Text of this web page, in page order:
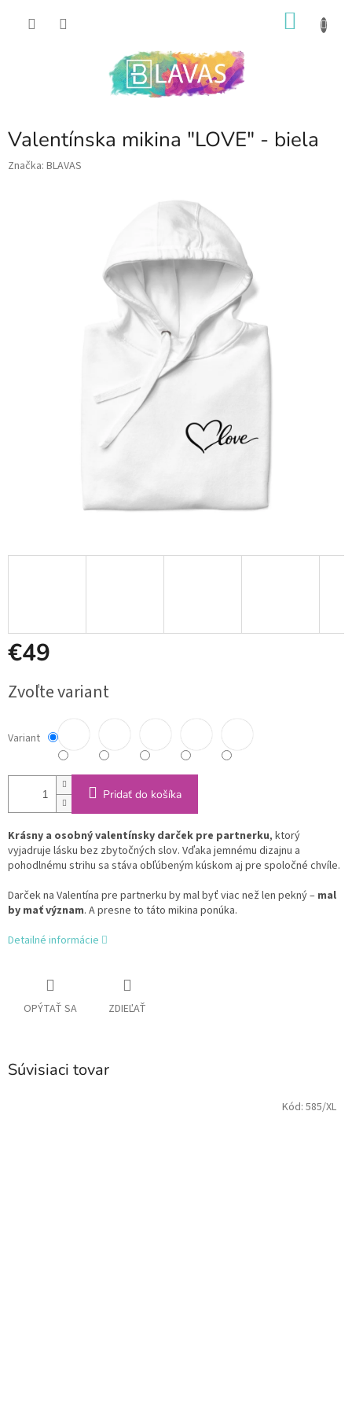
Valentínska mikina "LOVE" - biela
Značka: BLAVAS
€49
cena:
Zvoľte variant
Variant
Pridať do košíka
Krásny a osobný valentínsky darček pre partnerku, ktorý
vyjadruje lásku bez zbytočných slov. Vďaka jemnému dizajnu a
pohodlnému strihu sa stáva obľúbeným kúskom aj pre spoločné chvíle.
Darček na Valentína pre partnerku by mal byť viac než len pekný – mal
by mať význam. A presne to táto mikina ponúka.
Detailné informácie
OPÝTAŤ SA ZDIEĽAŤ
Súvisiaci tovar
Kód: 585/XL